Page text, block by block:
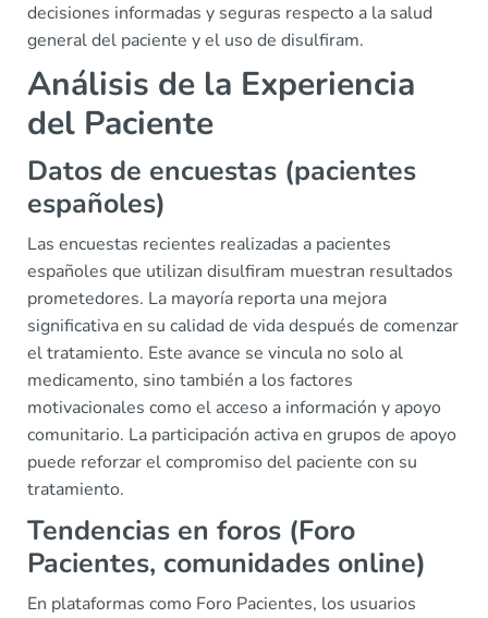
decisiones informadas y seguras respecto a la salud
general del paciente y el uso de disulfiram.
Análisis de la Experiencia
del Paciente
Datos de encuestas (pacientes
españoles)
Las encuestas recientes realizadas a pacientes
españoles que utilizan disulfiram muestran resultados
prometedores. La mayoría reporta una mejora
significativa en su calidad de vida después de comenzar
el tratamiento. Este avance se vincula no solo al
medicamento, sino también a los factores
motivacionales como el acceso a información y apoyo
comunitario. La participación activa en grupos de apoyo
puede reforzar el compromiso del paciente con su
tratamiento.
Tendencias en foros (Foro
Pacientes, comunidades online)
En plataformas como Foro Pacientes, los usuarios